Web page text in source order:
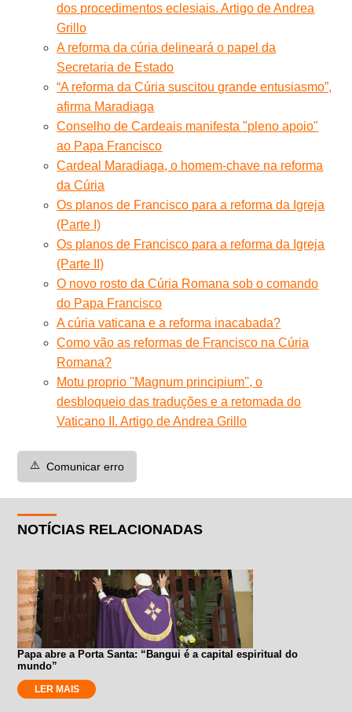
dos procedimentos eclesiais. Artigo de Andrea
Grillo
A reforma da cúria delineará o papel da
Secretaria de Estado
“A reforma da Cúria suscitou grande entusiasmo”,
afirma Maradiaga
Conselho de Cardeais manifesta "pleno apoio"
ao Papa Francisco
Cardeal Maradiaga, o homem-chave na reforma
da Cúria
Os planos de Francisco para a reforma da Igreja
(Parte I)
Os planos de Francisco para a reforma da Igreja
(Parte II)
O novo rosto da Cúria Romana sob o comando
do Papa Francisco
A cúria vaticana e a reforma inacabada?
Como vão as reformas de Francisco na Cúria
Romana?
Motu proprio ''Magnum principium'', o
desbloqueio das traduções e a retomada do
Vaticano II. Artigo de Andrea Grillo
⚠️ Comunicar erro
NOTÍCIAS RELACIONADAS
Papa abre a Porta Santa: “Bangui é a capital espiritual do
mundo”
LER MAIS